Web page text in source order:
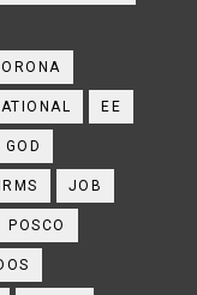
EE
GOD
JOB
POSCO